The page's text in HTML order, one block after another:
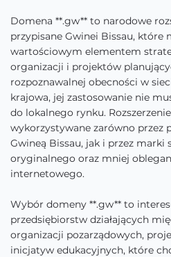
Domena **.gw** to narodowe
przypisane Gwinei Bissau, które
wartościowym elementem
organizacji i projektów
rozpoznawalnej obecności w
krajowa, jej zastosowanie nie
do lokalnego rynku.
wykorzystywane zarówno przez
Gwineą Bissau, jak i przez marki
oryginalnego oraz mniej
internetowego.
Wybór domeny **.gw** to
przedsiębiorstw działających
organizacji pozarządowych,
inicjatyw edukacyjnych, które